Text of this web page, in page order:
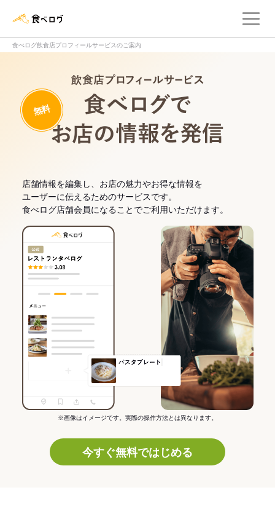
食べログ飲食店プロフィールサービスのご案内
無料
店舗情報を編集し、お店の魅力やお得な情報を
ユーザーに伝えるためのサービスです。
食べログ店舗会員になることでご利用いただけます。
※画像はイメージです。実際の操作方法とは異なります。
今すぐ無料ではじめる